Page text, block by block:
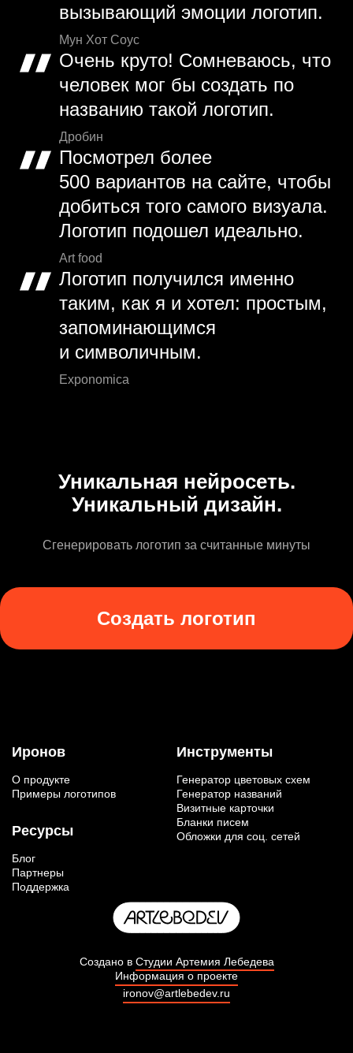
вызывающий эмоции логотип.
Мун Хот Соус
Очень круто! Сомневаюсь, что
человек мог бы создать по
названию такой логотип.
Дробин
Посмотрел более
500 вариантов на сайте, чтобы
добиться того самого визуала.
Логотип подошел идеально.
Art food
Логотип получился именно
таким, как я и хотел: простым,
запоминающимся
и символичным.
Exponomica
Уникальная нейросеть.
Уникальный дизайн.
Сгенерировать логотип за считанные минуты
Создать логотип
Иронов
О продукте
Примеры логотипов
Ресурсы
Блог
Партнеры
Поддержка
Инструменты
Генератор цветовых схем
Генератор названий
Визитные карточки
Бланки писем
Обложки для соц. сетей
Создано в Студии Артемия Лебедева
Информация о проекте
ironov@artlebedev.ru